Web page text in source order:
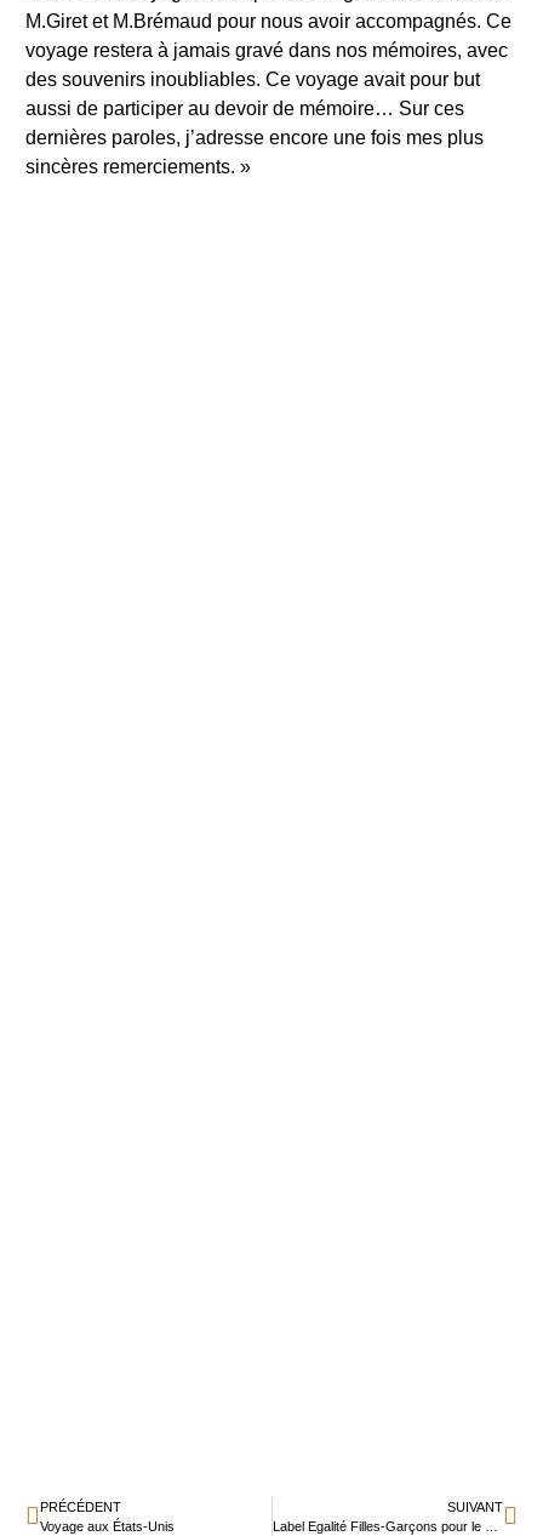
M.Giret et M.Brémaud pour nous avoir accompagnés. Ce
voyage restera à jamais gravé dans nos mémoires, avec
des souvenirs inoubliables. Ce voyage avait pour but
aussi de participer au devoir de mémoire… Sur ces
dernières paroles, j’adresse encore une fois mes plus
sincères remerciements. »
PRÉCÉDENT
Voyage aux États-Unis
SUIVANT